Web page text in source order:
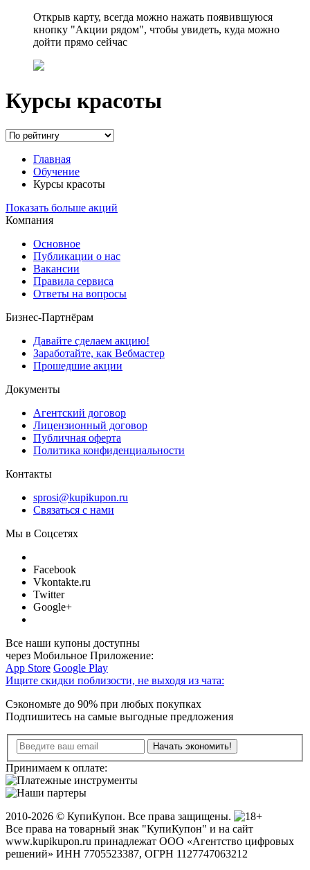
Открыв карту, всегда можно нажать появившуюся
кнопку "Акции рядом", чтобы увидеть, куда можно
дойти прямо сейчас
Курсы красоты
Главная
Обучение
Курсы красоты
Показать больше акций
Компания
Основное
Публикации о нас
Вакансии
Правила сервиса
Ответы на вопросы
Бизнес-Партнёрам
Давайте сделаем акцию!
Заработайте, как Вебмастер
Прошедшие акции
Документы
Агентский договор
Лицензионный договор
Публичная оферта
Политика конфиденциальности
Контакты
sprosi@kupikupon.ru
Связаться с нами
Мы в Соцсетях
Facebook
Vkontakte.ru
Twitter
Google+
Все наши купоны доступны
через Мобильное Приложение:
App Store Google Play
Ищите скидки поблизости, не выходя из чата:
Сэкономьте до 90% при любых покупках
Подпишитесь на самые выгодные предложения
Принимаем к оплате:
2010-2026 © КупиКупон. Все права защищены.
Все права на товарный знак "КупиКупон" и на сайт
www.kupikupon.ru принадлежат OOO «Агентство цифровых
решений» ИНН 7705523387, ОГРН 1127747063212